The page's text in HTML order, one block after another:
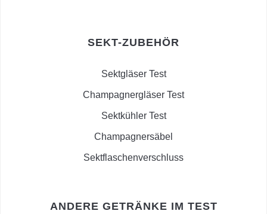
SEKT-ZUBEHÖR
Sektgläser Test
Champagnergläser Test
Sektkühler Test
Champagnersäbel
Sektflaschenverschluss
ANDERE GETRÄNKE IM TEST